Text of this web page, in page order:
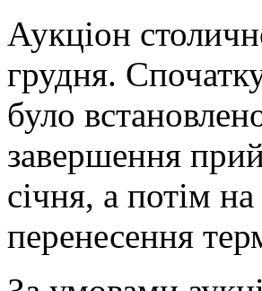
Аукціон
грудня.
було
завершення
січня, а потім
перенесення